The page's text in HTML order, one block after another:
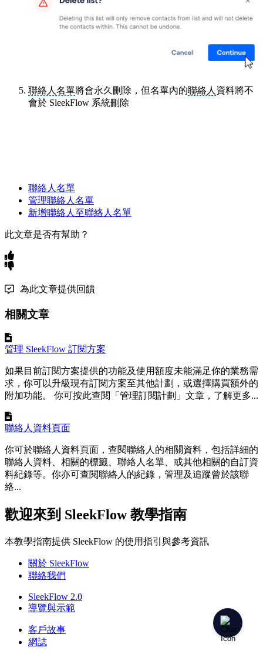
聯絡人名單將會永久刪除，但名單內的聯絡人 資料將不
會於 SleekFlow 系統刪除
聯絡人名單
管理聯絡人名單
新增聯絡人至聯絡人名單
此文章是否有幫助？
為此文章提供回饋
相關文章
管理 SleekFlow 訂閱方案
如果目前訂閱方案提供的功能及使用額度未能滿足你的業務需
求，你可以升級現有訂閱方案至其他計劃，或選擇購買額外的
附加功能。 你可按此查閱「管理訂閱計劃」文章，了解更多...
聯絡人資料頁面
你可於聯絡人資料頁面，查閱聯絡人的相關資料，包括詳細的
聯絡人資料、相關的標籤、聯絡人名單、或其他相關的自訂資
料紀錄等。你亦可查閱聯絡人的紀錄，管理及追蹤曾於該聯
絡...
歡迎來到 SleekFlow 教學指南
本教學指南提供 SleekFlow 的使用指引與參考資訊
關於 SleekFlow
聯絡我們
SleekFlow 2.0
導覽與示範
客戶故事
網誌